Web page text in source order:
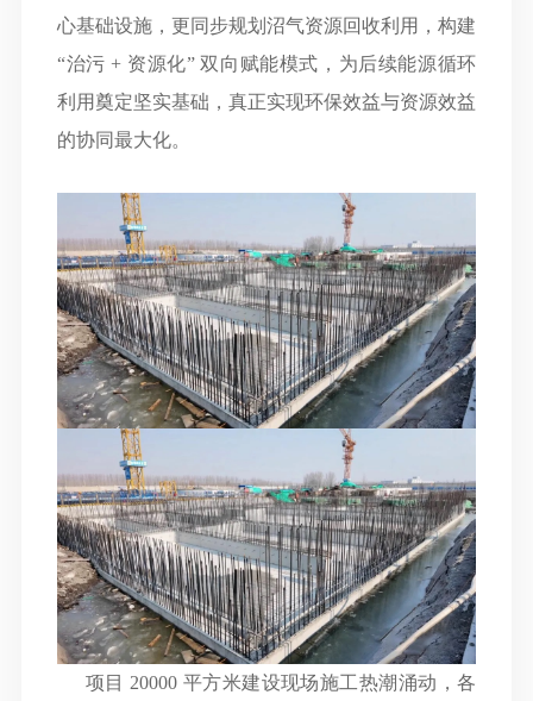
心基础设施，更同步规划沼气资源回收利用，构建
“治污+ 资源化”双向赋能模式，为后续能源循环
利用奠定坚实基础，真正实现环保效益与资源效益
的协同最大化。
项目 20000 平方米建设现场施工热潮涌动，各